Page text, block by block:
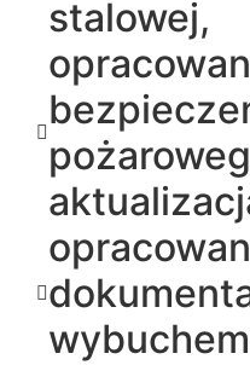
stalowej,